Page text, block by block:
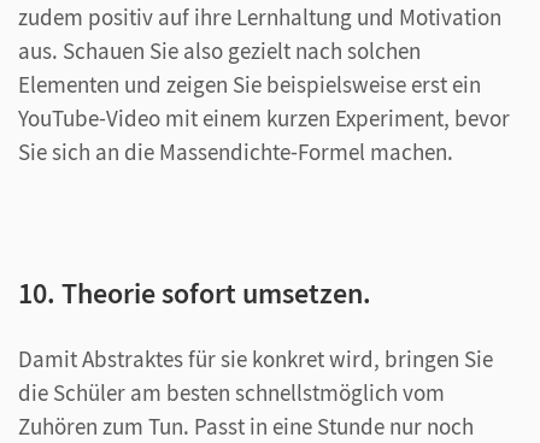
zudem positiv auf ihre Lernhaltung und Motivation
aus. Schauen Sie also gezielt nach solchen
Elementen und zeigen Sie beispielsweise erst ein
YouTube-Video mit einem kurzen Experiment, bevor
Sie sich an die Massendichte-Formel machen.
10. Theorie sofort umsetzen.
Damit Abstraktes für sie konkret wird, bringen Sie
die Schüler am besten schnellstmöglich vom
Zuhören zum Tun. Passt in eine Stunde nur noch